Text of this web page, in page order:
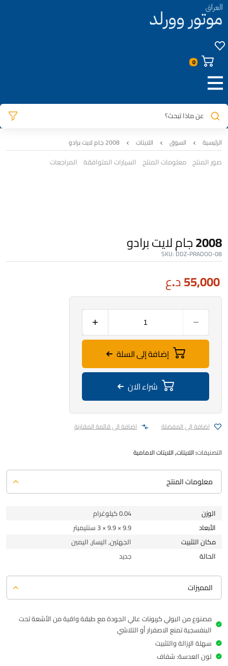
عن ماذا تبحث؟
الرئيسية السوق اللايتات 2008 جام لايت برادو
صور المنتج معلومات المنتج السيارات المتوافقة المراجعات
2008 جام لايت برادو SKU:DDZ-PRADOO-08
55,000د.ع
كمية
2008
جام
إضافة إلى السلة
شراء الان
اضافة الى المفضلة اضافة الى قائمة المقارنة
التصنيفات:اللايتات,اللايتات الامامية
معلومات المنتج
الوزن
0.04 كيلوغرام
الأبعاد
9.9 × 9.9 × 3 سنتيميتر
مكان التثبيت
الجهتين, اليسار, اليمين
الحالة
جديد
المميزات
مصنوع من البولي كربونات عالي الجودة مع طبقة واقية من الأشعة تحت
البنفسجية تمنع الاصفرار أو التلاشي
سهلة الإزالة والتثبيت
لون العدسة: شفاف